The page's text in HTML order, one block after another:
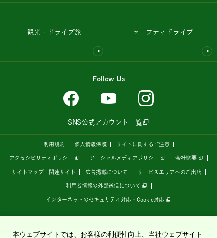
観光・ドライブ旅 セーフティドライブ
Follow Us
SNS公式アカウント一覧
利用規約 個人情報保護 サイトに関するご注意
アクセシビリティポリシー ソーシャルメディアポリシー 会社概要
サイトマップ 関連サイト 広告掲載について サービスエリアへのご出店
利用者情報の外部送信について
インターネットのセキュリティ対応・Cookie対応
運営しています。
本ウェブサイトでは、お客様の利便性向上、当社ウェブサイト